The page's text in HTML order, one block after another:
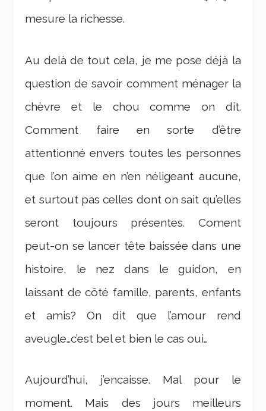
mesure la richesse.
Au delà de tout cela, je me pose déjà la
question de savoir comment ménager la
chèvre et le chou comme on dit.
Comment faire en sorte d’être
attentionné envers toutes les personnes
que l’on aime en n’en néligeant aucune,
et surtout pas celles dont on sait qu’elles
seront toujours présentes. Coment
peut-on se lancer tête baissée dans une
histoire, le nez dans le guidon, en
laissant de côté famille, parents, enfants
et amis? On dit que l’amour rend
aveugle…c’est bel et bien le cas oui…
Aujourd’hui, j’encaisse. Mal pour le
moment. Mais des jours meilleurs